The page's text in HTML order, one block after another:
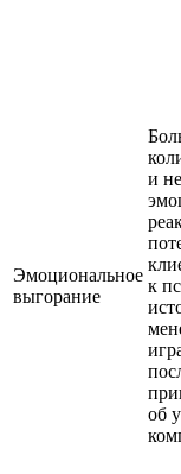
Эмоциональное
выгорание
и
к
об